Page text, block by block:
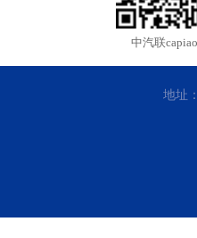
中汽联
地址